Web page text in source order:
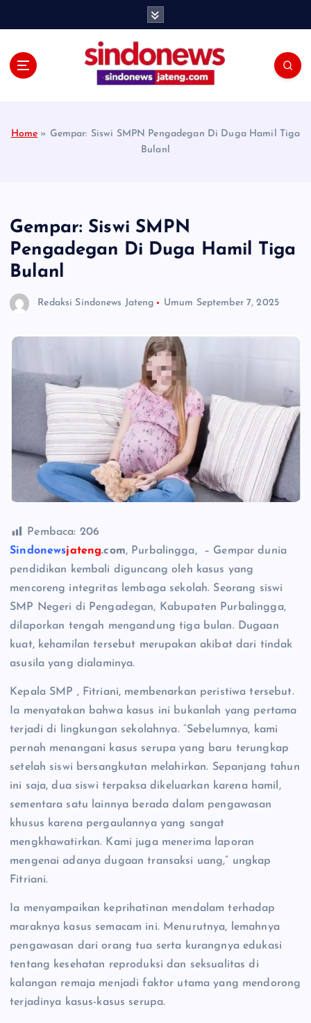
Home » Gempar: Siswi SMPN Pengadegan Di Duga Hamil Tiga
Bulanl
Gempar: Siswi SMPN
Pengadegan Di Duga Hamil Tiga
Bulanl
Redaksi Sindonews Jateng Umum September 7, 2025
Pembaca: 206
Sindonewsjateng.com, Purbalingga, – Gempar dunia
pendidikan kembali diguncang oleh kasus yang
mencoreng integritas lembaga sekolah. Seorang siswi
SMP Negeri di Pengadegan, Kabupaten Purbalingga,
dilaporkan tengah mengandung tiga bulan. Dugaan
kuat, kehamilan tersebut merupakan akibat dari tindak
asusila yang dialaminya.
Kepala SMP , Fitriani, membenarkan peristiwa tersebut.
Ia menyatakan bahwa kasus ini bukanlah yang pertama
terjadi di lingkungan sekolahnya. “Sebelumnya, kami
pernah menangani kasus serupa yang baru terungkap
setelah siswi bersangkutan melahirkan. Sepanjang tahun
ini saja, dua siswi terpaksa dikeluarkan karena hamil,
sementara satu lainnya berada dalam pengawasan
khusus karena pergaulannya yang sangat
mengkhawatirkan. Kami juga menerima laporan
mengenai adanya dugaan transaksi uang,” ungkap
Fitriani.
Ia menyampaikan keprihatinan mendalam terhadap
maraknya kasus semacam ini. Menurutnya, lemahnya
pengawasan dari orang tua serta kurangnya edukasi
tentang kesehatan reproduksi dan seksualitas di
kalangan remaja menjadi faktor utama yang mendorong
terjadinya kasus-kasus serupa.